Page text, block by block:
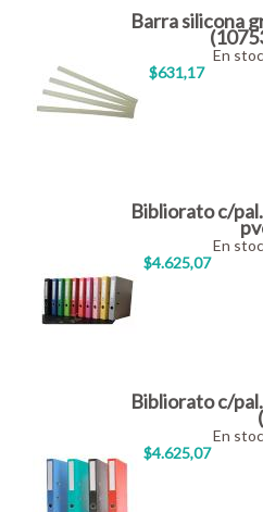
Barra silicona
$631,17
En
Bibliorato c/
$4.625,07
En
Bibliorato c/
$4.625,07
En